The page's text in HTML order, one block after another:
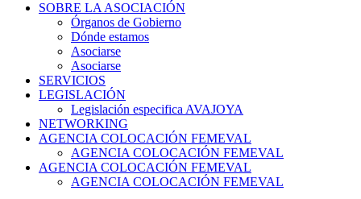
SOBRE LA ASOCIACIÓN
Órganos de Gobierno
Dónde estamos
Asociarse
Asociarse
SERVICIOS
LEGISLACIÓN
Legislación especifica AVAJOYA
NETWORKING
AGENCIA COLOCACIÓN FEMEVAL
AGENCIA COLOCACIÓN FEMEVAL
AGENCIA COLOCACIÓN FEMEVAL
AGENCIA COLOCACIÓN FEMEVAL